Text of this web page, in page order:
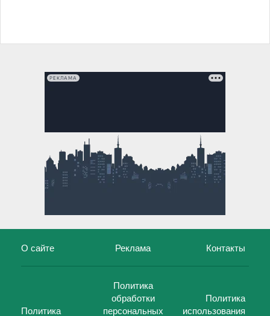
РЕКЛАМА
О сайте Реклама Контакты
Политика
Политика
обработки
персональных
Политика
использования